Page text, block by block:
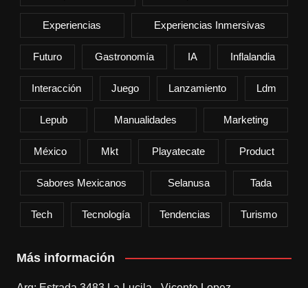
Experiencias Experiencias Inmersivas
Futuro Gastronomía IA Inflalandia
Interacción Juego Lanzamiento Ldm
Lepub Manualidades Marketing
México Mkt Playatecate Product
Sabores Mexicanos Selanusa Tada
Tech Tecnología Tendencias Turismo
Más información